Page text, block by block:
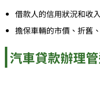
借款人的信用狀況和收
擔保車輛的市價、折舊
汽車貸款辦理